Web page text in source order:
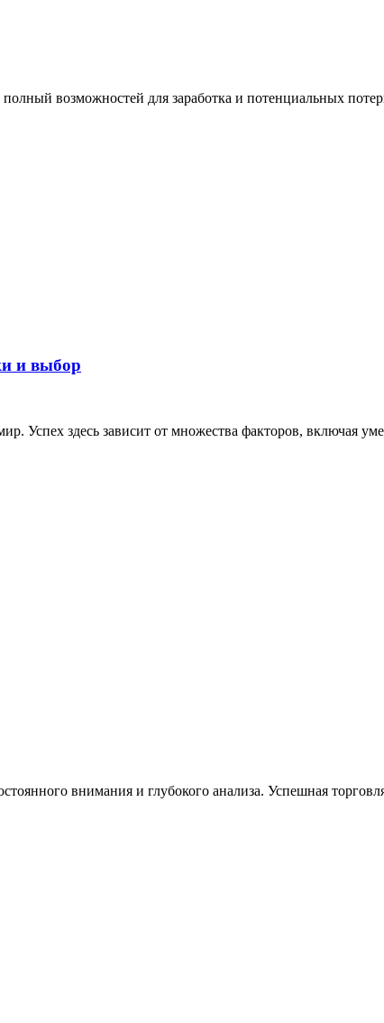
возможностей для заработка и потенциальных
и выбор
Успех здесь зависит от множества факторов, включая
внимания и глубокого анализа. Успешная